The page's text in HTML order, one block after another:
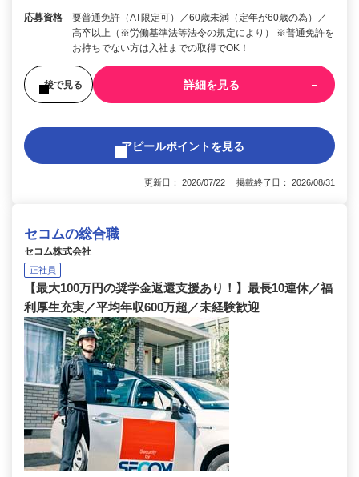
応募資格
要普通免許（AT限定可）／60歳未満（定年が60歳の為）／
高卒以上（※労働基準法等法令の規定により） ※普通免許を
お持ちでない方は入社までの取得でOK！
後で見る 詳細を見る
アピールポイントを見る
更新日： 2026/07/22 掲載終了日： 2026/08/31
セコムの総合職
セコム株式会社
正社員
【最大100万円の奨学金返還支援あり！】最長10連休／福
利厚生充実／平均年収600万超／未経験歓迎